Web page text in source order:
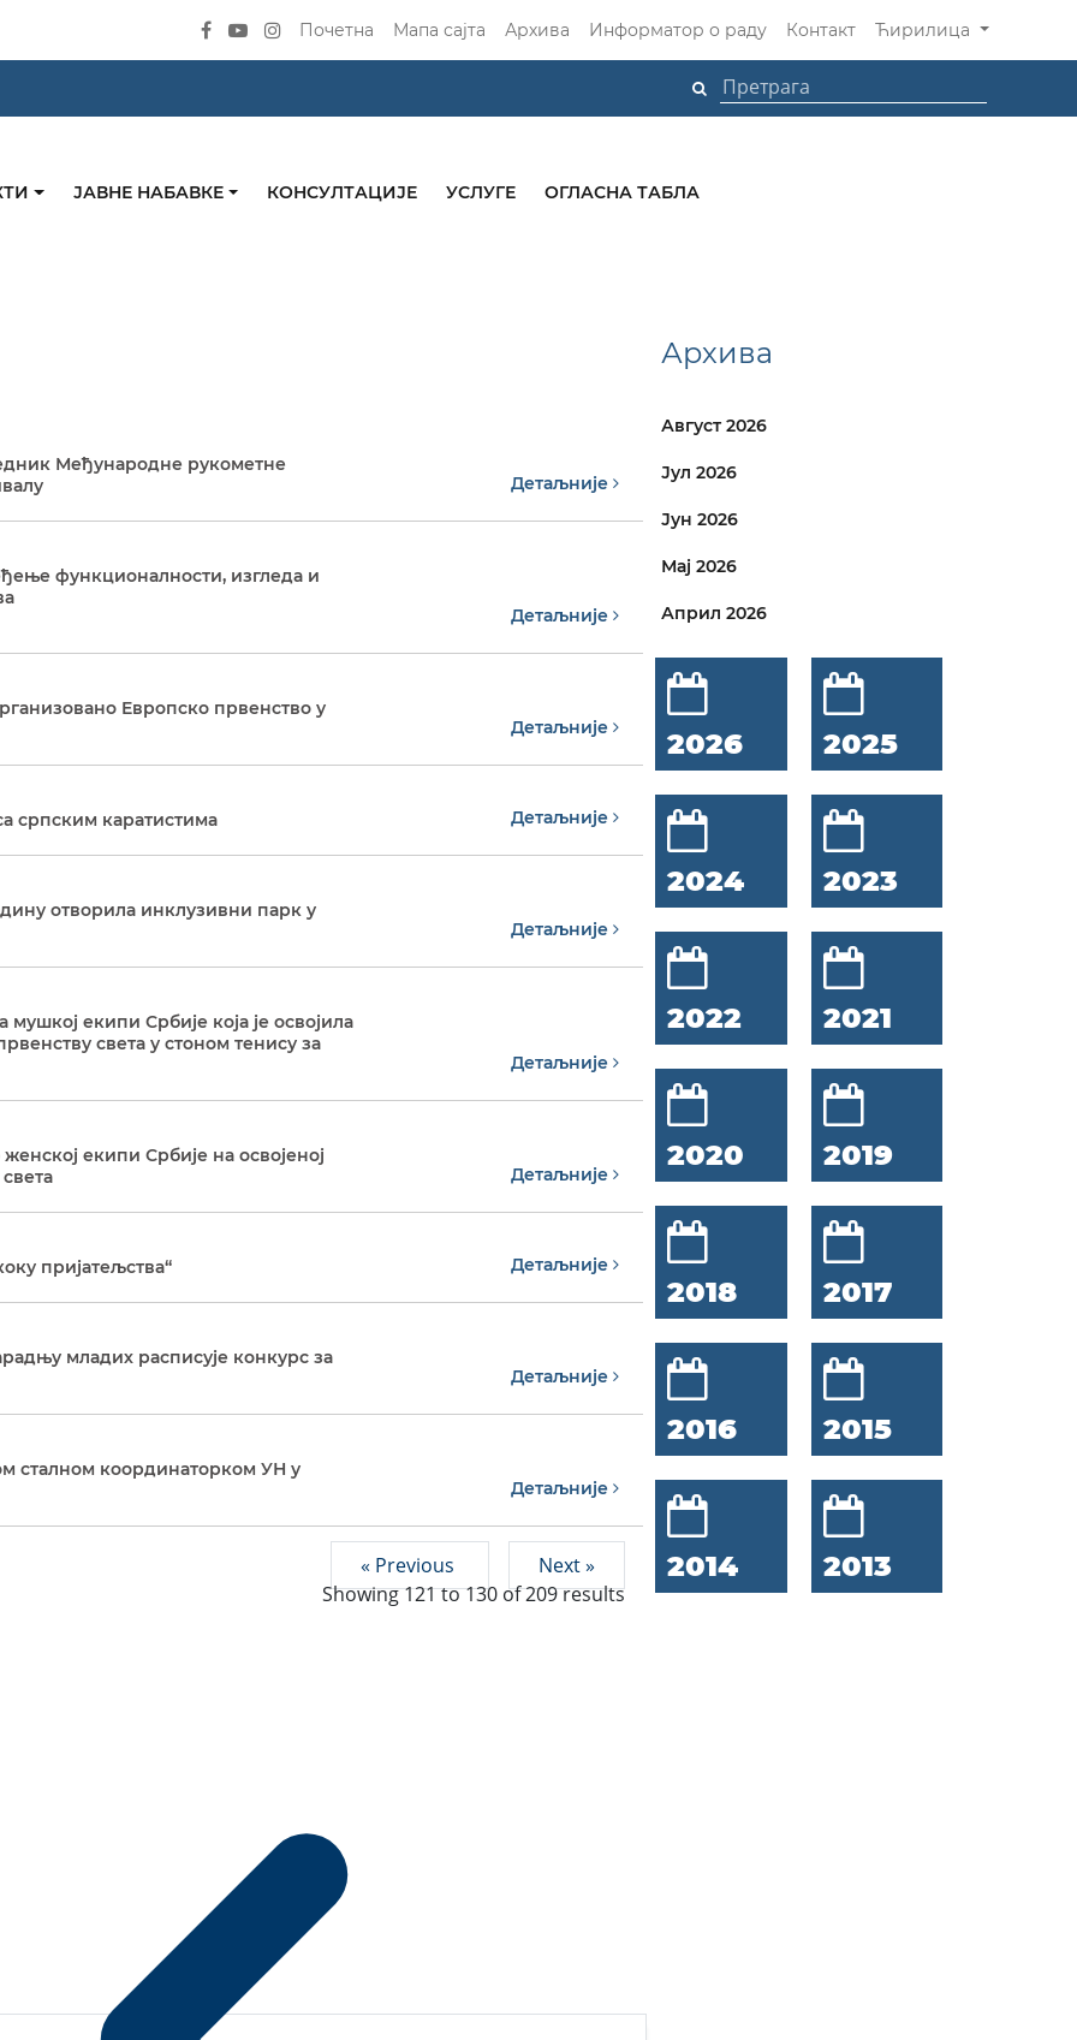
Почетна Мапа сајта Архива Информатор о раду Контакт Ћирилица
ЈАВНЕ НАБАВКЕ КОНСУЛТАЦИЈЕ УСЛУГЕ ОГЛАСНА ТАБЛА
Међународне рукометне
Детаљније
функционалности, изгледа и
Детаљније
Eвропско првенство у
Детаљније
српским каратистима Детаљније
отворила инклузивни парк у
Детаљније
екипи Србије која је освојила
света у стоном тенису за
Детаљније
екипи Србије на освојеној
Детаљније
пријатељства“ Детаљније
младих расписује конкурс за
Детаљније
сталном координаторком УН у
Детаљније
« Previous
Next »
Showing121to130 of209results
Архива
Август 2026
Јул 2026
Јун 2026
Мај 2026
Април 2026
2026 2025
2024 2023
2022 2021
2020 2019
2018 2017
2016 2015
2014 2013